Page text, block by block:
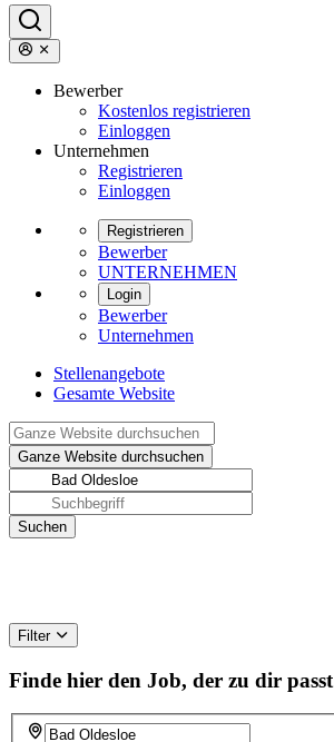
Bewerber
Kostenlos registrieren
Einloggen
Unternehmen
Registrieren
Einloggen
Registrieren
Bewerber
UNTERNEHMEN
Login
Bewerber
Unternehmen
Stellenangebote
Gesamte Website
Filter
Finde hier den Job, der zu dir passt